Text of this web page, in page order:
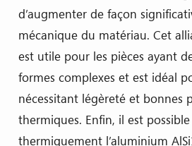
d’augmenter de façon
mécanique du matériau. Cet
est utile pour les pièces ayant
formes complexes et est idéal
nécessitant légèreté et bonnes
thermiques. Enfin, il est
thermiquement l’aluminium